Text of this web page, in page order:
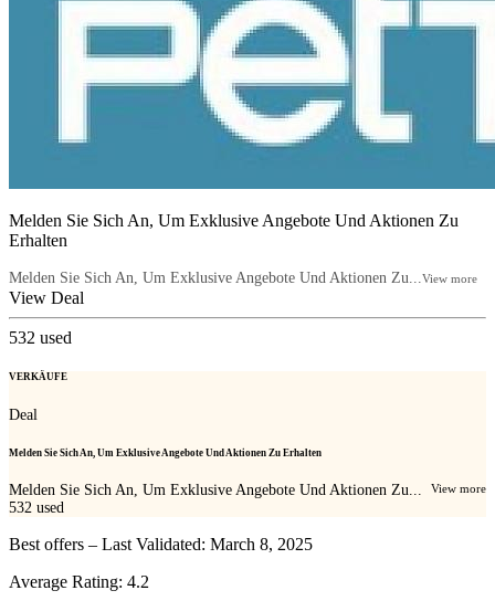
Melden Sie Sich An, Um Exklusive Angebote Und Aktionen Zu
Erhalten
Melden Sie Sich An, Um Exklusive Angebote Und Aktionen Zu...View more
View Deal
532 used
VERKÄUFE
Deal
Melden Sie Sich An, Um Exklusive Angebote Und Aktionen Zu Erhalten
Melden Sie Sich An, Um Exklusive Angebote Und Aktionen Zu... View more
532 used
Best offers – Last Validated: March 8, 2025
Average Rating: 4.2